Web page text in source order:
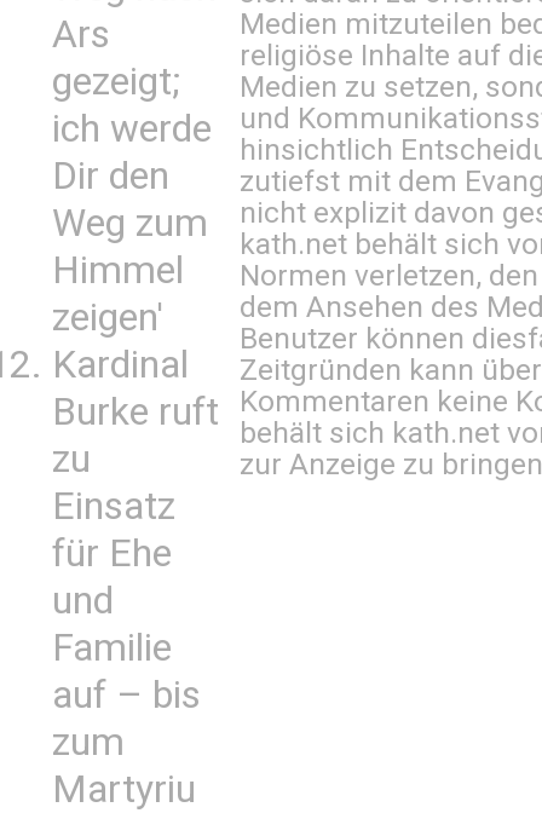
Ars
gezeigt;
ich werde
Dir den
Weg zum
Himmel
zeigen'
Kardinal
Burke ruft
zu
Einsatz
für Ehe
und
Familie
auf – bis
zum
Martyriu
Medien mitzuteilen
religiöse Inhalte auf
Medien zu setzen,
und
hinsichtlich
zutiefst mit dem
nicht explizit davon
kath.net behält sich
Normen verletzen,
dem Ansehen des
Benutzer können
Zeitgründen kann
Kommentaren keine
behält sich kath.net
zur Anzeige zu